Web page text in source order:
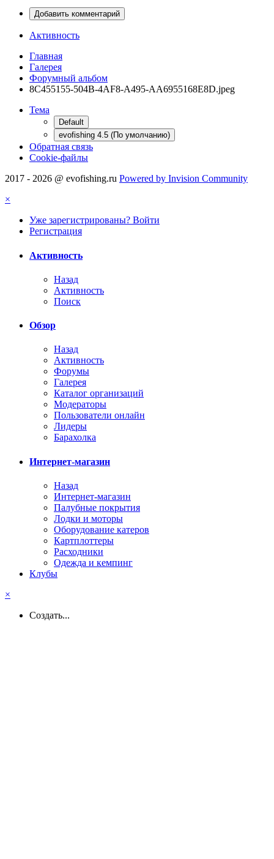
Добавить комментарий
Активность
Главная
Галерея
Форумный альбом
8C455155-504B-4AF8-A495-AA6955168E8D.jpeg
Тема
Default
evofishing 4.5 (По умолчанию)
Обратная связь
Cookie-файлы
2017 - 2026 @ evofishing.ru Powered by Invision Community
×
Уже зарегистрированы? Войти
Регистрация
Активность
Назад
Активность
Поиск
Обзор
Назад
Активность
Форумы
Галерея
Каталог организаций
Модераторы
Пользователи онлайн
Лидеры
Барахолка
Интернет-магазин
Назад
Интернет-магазин
Палубные покрытия
Лодки и моторы
Оборудование катеров
Картплоттеры
Расходники
Одежда и кемпинг
Клубы
×
Создать...